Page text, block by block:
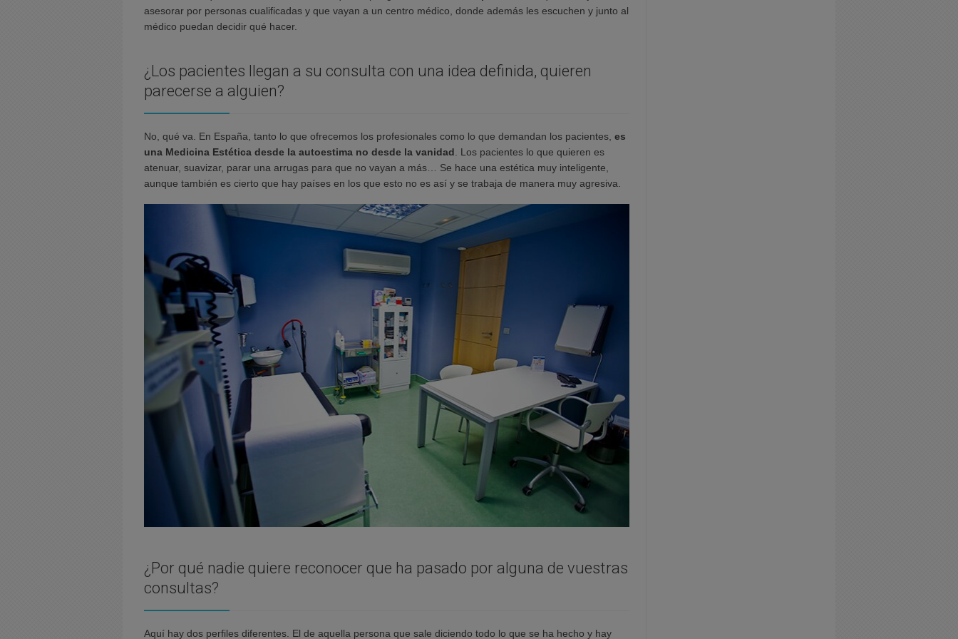
asesorar por personas cualificadas y que vayan a un centro médico, donde además les escuchen y junto al
médico puedan decidir qué hacer.
¿Los pacientes llegan a su consulta con una idea definida, quieren
parecerse a alguien?
No, qué va. En España, tanto lo que ofrecemos los profesionales como lo que demandan los pacientes, es
una Medicina Estética desde la autoestima no desde la vanidad . Los pacientes lo que quieren es
atenuar, suavizar, parar una arrugas para que no vayan a más… Se hace una estética muy inteligente,
aunque también es cierto que hay países en los que esto no es así y se trabaja de manera muy agresiva.
¿Por qué nadie quiere reconocer que ha pasado por alguna de vuestras
consultas?
Aquí hay dos perfiles diferentes. El de aquella persona que sale diciendo todo lo que se ha hecho y hay